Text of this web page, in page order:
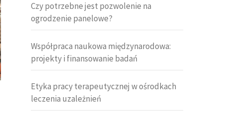
Czy potrzebne jest pozwolenie na
ogrodzenie panelowe?
Współpraca naukowa międzynarodowa:
projekty i finansowanie badań
Etyka pracy terapeutycznej w ośrodkach
leczenia uzależnień